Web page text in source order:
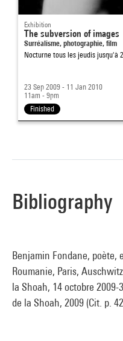
Exhibition
The subversion of images
Surréalisme, photographie, film
Nocturne tous les jeudis jusqu'à
23 Sep 2009 - 11 Jan 2010
11am - 9pm
Finished
Bibliography
Benjamin Fondane, poète,
Roumanie, Paris,
la Shoah, 14 octobre
de la Shoah, 2009 (Cit. p.